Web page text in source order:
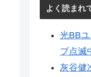
よく読まれ
光BB
プ点滅
灰谷健